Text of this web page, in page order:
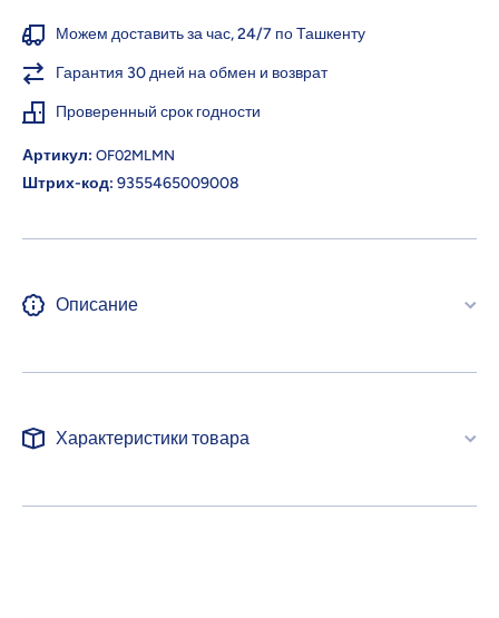
Можем доставить за час, 24/7 по Ташкенту
Гарантия 30 дней на обмен и возврат
Проверенный срок годности
Артикул: OF02MLMN
Штрих-код: 9355465009008
Описание
Характеристики товара